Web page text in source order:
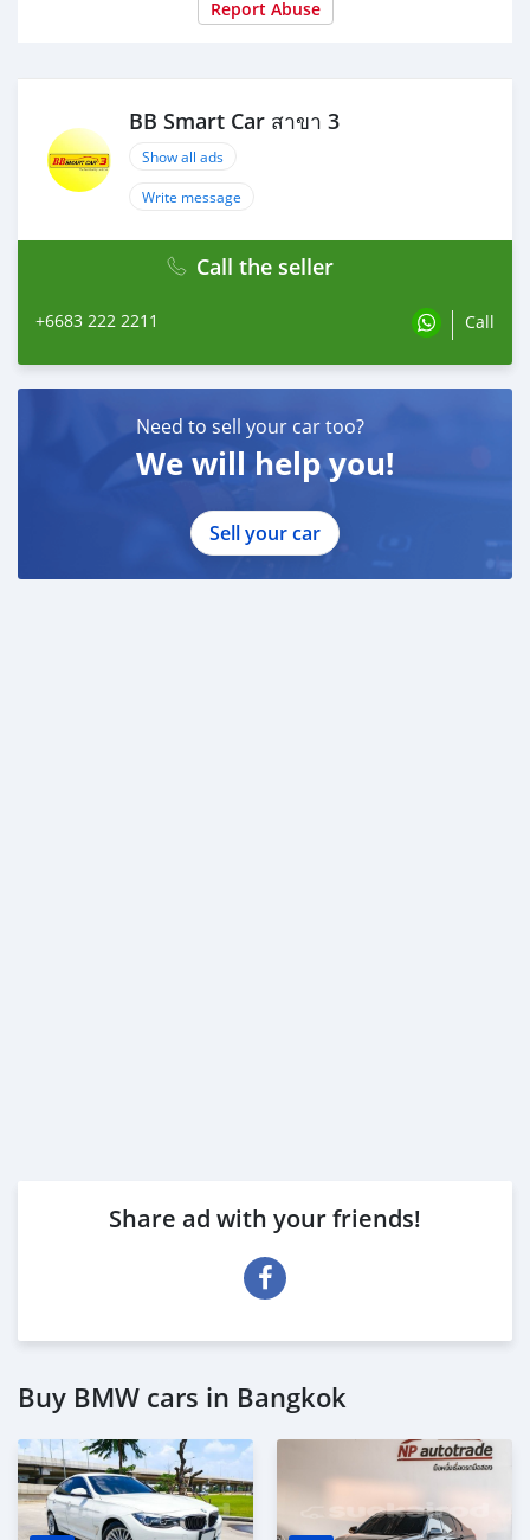
ผ่อน 36 = 25,524 บาท
ผ่อน 48 = 19,810 บาท
ผ่อน 60 = 16,519 บาท
ผ่อน 72 = 14,849 บาท
เงื่อนไขเป็นไปตามที่ไฟแนนซ์กำหนด
- โปรโมชั่นพิเศษ สำหรับลูกค้าเครดิตดี
- 36 งวด = 1.29%
- 48 งวด = 1.99%
- 60 งวด = 2.39%
- 72 งวด = 3.59%
* เงื่อนไข โปรโมชั่นดอกเบี้ยเริ่มต้น 1.29% ตลอดอายุสัญญา
- ยอดจัดไฟแนนซ์ 300,000-600,0000 บาท
- ผ่อนสูงสุด 72 เดือน
- เป็นลูกค้าประวัติดี พนักงานประจำเงินเดือน 20,000 ขึ้นไป
- ค่าดำเนินการแคมเปญ 20,000 บาท (รวมในยอดจัดได้)
Report Abuse
BB Smart Car สาขา 3
Show all ads
Write message
Call the seller
+6683 222 2211 Call
Need to sell your car too?
We will help you!
Sell your car
Share ad with your friends!
Buy BMW cars in Bangkok